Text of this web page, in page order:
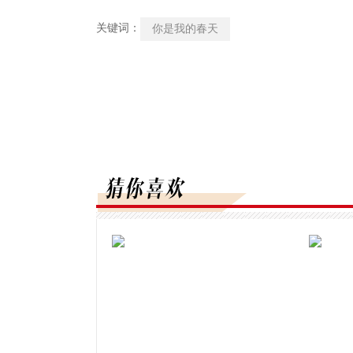
关键词： 你是我的春天